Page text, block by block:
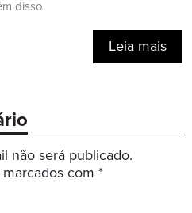
disso
Leia mais
não será publicado.
com *